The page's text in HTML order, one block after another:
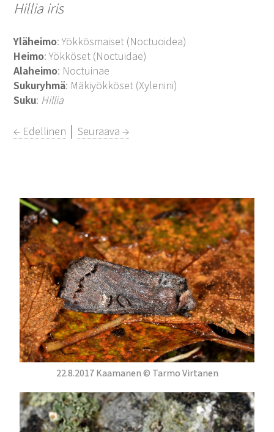
Hillia iris
Yläheimo: Yökkösmaiset (Noctuoidea)
Heimo: Yökköset (Noctuidae)
Alaheimo: Noctuinae
Sukuryhmä: Mäkiyökköset (Xylenini)
Suku: Hillia
← Edellinen │Seuraava →
22.8.2017 Kaamanen © Tarmo Virtanen